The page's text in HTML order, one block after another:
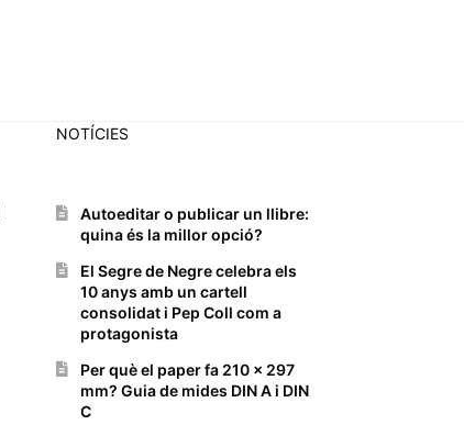
NOTÍCIES
Autoeditar o publicar un llibre:
quina és la millor opció?
El Segre de Negre celebra els
10 anys amb un cartell
consolidat i Pep Coll com a
protagonista
Per què el paper fa 210 x 297
mm? Guia de mides DIN A i DIN
C